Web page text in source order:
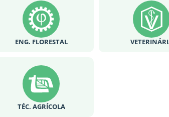
ENG. FLORESTAL
TÉC. AGRÍCOLA